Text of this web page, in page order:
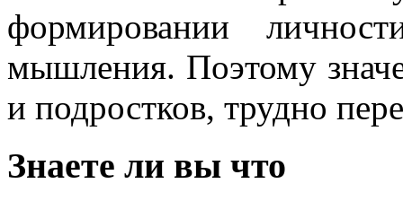
формировании
мышления. Поэтому
и подростков, трудно
Знаете ли вы что